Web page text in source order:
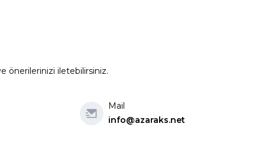
önerilerinizi iletebilirsiniz.
Mail
info@azaraks.net